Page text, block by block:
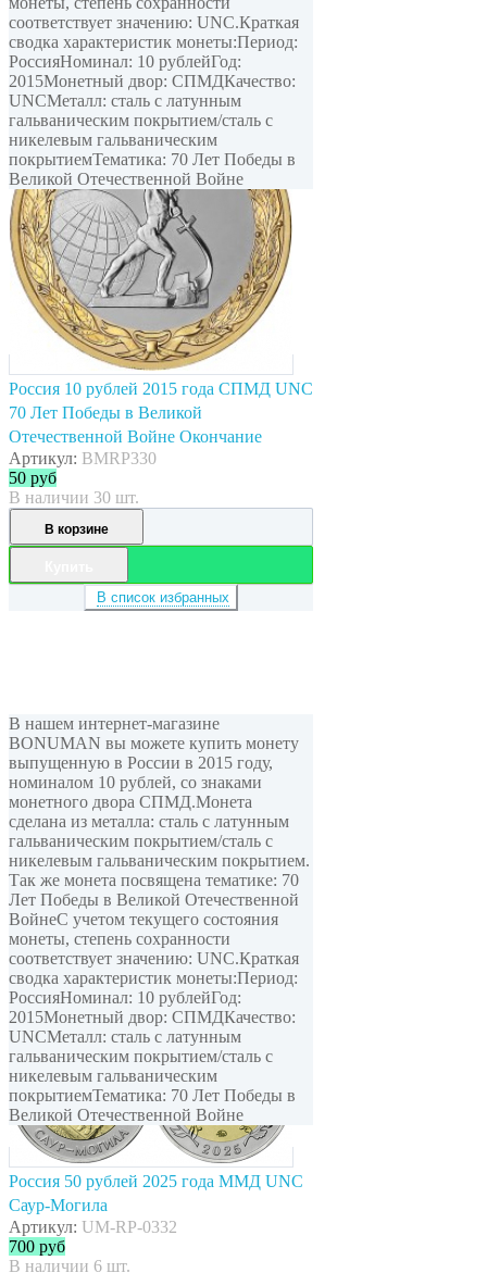
соответствует значению: UNC.Краткая
сводка характеристик монеты:Период:
РоссияНоминал: 10 рублейГод:
2015Монетный двор: СПМДКачество:
UNCМеталл: сталь с латунным
гальваническим покрытием/сталь с
никелевым гальваническим
покрытиемТематика: 70 Лет Победы в
Великой Отечественной Войне
Россия 10 рублей 2015 года СПМД UNC
70 Лет Победы в Великой
Отечественной Войне Окончание
Артикул: BMRP330
50 руб
В наличии 30 шт.
В корзине
В список избранных
В нашем интернет-магазине
BONUMAN вы можете купить монету
выпущенную в России в 2015 году,
номиналом 10 рублей, cо знаками
монетного двора СПМД.Монета
сделана из металла: сталь с латунным
гальваническим покрытием/сталь с
никелевым гальваническим покрытием.
Так же монета посвящена тематике: 70
Лет Победы в Великой Отечественной
ВойнеС учетом текущего состояния
монеты, степень сохранности
соответствует значению: UNC.Краткая
сводка характеристик монеты:Период:
РоссияНоминал: 10 рублейГод:
2015Монетный двор: СПМДКачество:
UNCМеталл: сталь с латунным
гальваническим покрытием/сталь с
никелевым гальваническим
покрытиемТематика: 70 Лет Победы в
Великой Отечественной Войне
Россия 50 рублей 2025 года ММД UNC
Саур-Могила
Артикул: UM-RP-0332
700 руб
В наличии 6 шт.